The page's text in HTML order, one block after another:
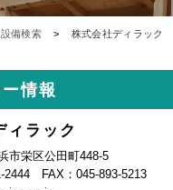
備検索 > 株式会社ディラック
情報
ィラック
市栄区公田町448-5
2444 FAX：045-893-5213